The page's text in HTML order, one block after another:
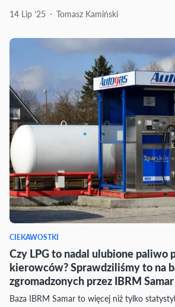
14 Lip ‘25
Tomasz Kamiński
CIEKAWOSTKI
Czy LPG to nadal ulubione paliwo
kierowców? Sprawdziliśmy to na
zgromadzonych przez IBRM Samar
Baza IBRM Samar to więcej niż tylko